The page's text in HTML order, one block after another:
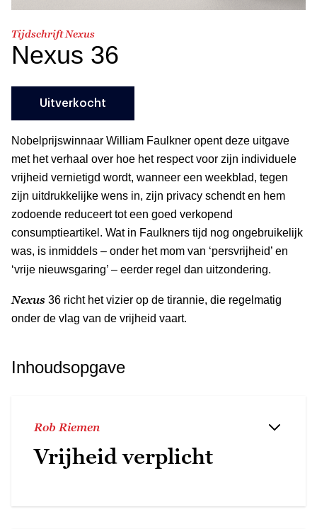
Tijdschrift Nexus
Nexus 36
Uitverkocht
Nobelprijswinnaar William Faulkner opent deze uitgave
met het verhaal over hoe het respect voor zijn individuele
vrijheid vernietigd wordt, wanneer een weekblad, tegen
zijn uitdrukkelijke wens in, zijn privacy schendt en hem
zodoende reduceert tot een goed verkopend
consumptieartikel. Wat in Faulkners tijd nog ongebruikelijk
was, is inmiddels – onder het mom van ‘persvrijheid’ en
‘vrije nieuwsgaring’ – eerder regel dan uitzondering.
Nexus 36 richt het vizier op de tirannie, die regelmatig
onder de vlag van de vrijheid vaart.
Inhoudsopgave
Rob Riemen
Vrijheid verplicht